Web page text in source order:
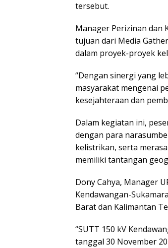
tersebut.
Manager Perizinan dan
tujuan dari Media
dalam proyek-proyek
“Dengan sinergi yang
masyarakat mengenai
kesejahteraan dan
Dalam kegiatan ini,
dengan para
kelistrikan, serta
memiliki tantangan
Dony Cahya, Manager
Kendawangan-
Barat dan Kalimantan
“SUTT 150 kV
tanggal 30 November